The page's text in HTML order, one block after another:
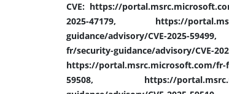
CVE: https://
2025-47179, https://
guidance/advisory/CVE-2025-
fr/security-guidance/advisory/
https://portal.msrc.microsoft.com/fr-
59508, https://